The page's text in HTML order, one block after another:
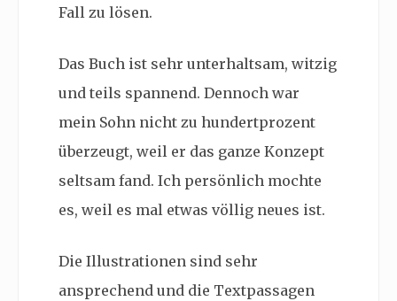
Fall zu lösen.
Das Buch ist sehr unterhaltsam, witzig
und teils spannend. Dennoch war
mein Sohn nicht zu hundertprozent
überzeugt, weil er das ganze Konzept
seltsam fand. Ich persönlich mochte
es, weil es mal etwas völlig neues ist.
Die Illustrationen sind sehr
ansprechend und die Textpassagen